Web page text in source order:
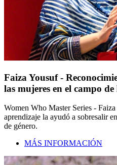
Faiza Yousuf -
las mujeres en el campo
Women Who Master Series -
aprendizaje la ayudó a sobresalir
de género.
MÁS INFORMACIÓN